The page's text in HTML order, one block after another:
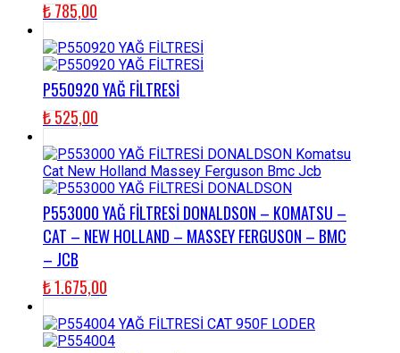
₺785,00
P550920 YAĞ FİLTRESİ
₺525,00
P553000 YAĞ FİLTRESİ DONALDSON – KOMATSU –
CAT – NEW HOLLAND – MASSEY FERGUSON – BMC
– JCB
₺1.675,00